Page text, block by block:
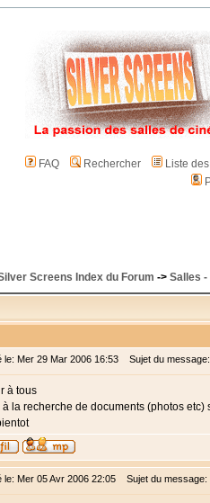
FAQ Rechercher
Liste
Screens Index du Forum -> Salles
le: Mer 29 Mar 2006 16:53 Sujet du
à tous
à la recherche de documents (photos
le: Mer 05 Avr 2006 22:05 Sujet du message: